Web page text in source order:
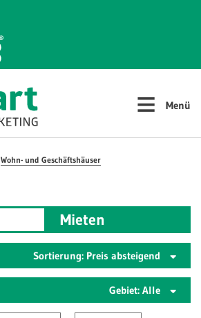
≡ Menü
Wohn- und Geschäftshäuser
Mieten
Sortierung: Preis absteigend
Gebiet: Alle